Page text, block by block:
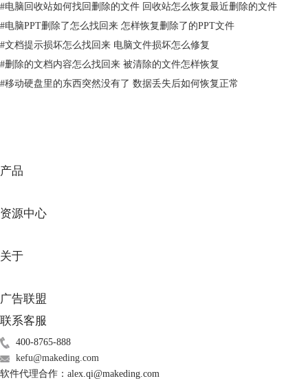
图2:U盘中病毒了怎么恢复数据
如果U盘中病毒了导致U盘中的文件无法访问或者损坏，遇到这种情况首
先要停止对U盘进行使用，其次给U盘进行杀毒，最后使用数据恢复软件
2、数据恢复软件：
(1)在EasyRecovery中文网站
#电脑回收站如何找回删除的文件 回收站怎么恢复最近删除的文件
#电脑PPT删除了怎么找回来 怎样恢复删除了的PPT文件
#文档提示损坏怎么找回来 电脑文件损坏怎么修复
#删除的文档内容怎么找回来 被清除的文件怎样恢复
#移动硬盘里的东西突然没有了 数据丢失后如何恢复正常
产品
资源中心
关于
广告联盟
联系客服
400-8765-888
kefu@makeding.com
软件代理合作：alex.qi@makeding.com